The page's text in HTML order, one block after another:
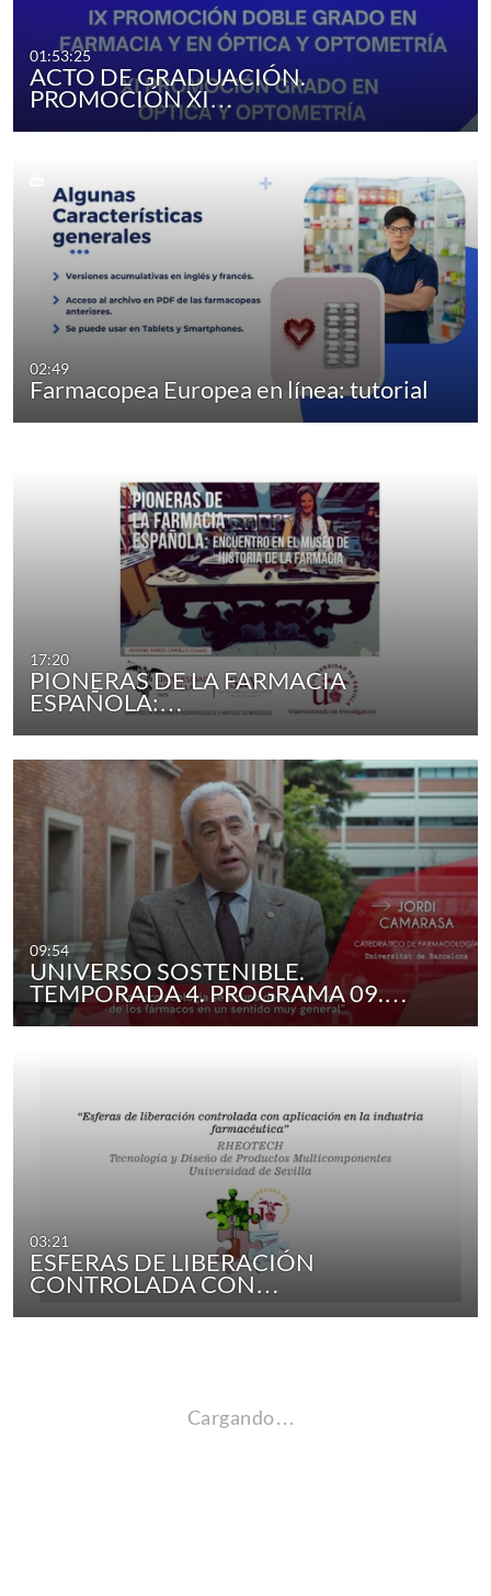
01:53:25
ACTO DE GRADUACIÓN.
PROMOCIÓN XI…
02:49
Farmacopea Europea en línea: tutorial
17:20
PIONERAS DE LA FARMACIA
ESPAÑOLA:…
09:54
UNIVERSO SOSTENIBLE.
TEMPORADA 4. PROGRAMA 09.…
03:21
ESFERAS DE LIBERACIÓN
CONTROLADA CON…
Cargando…